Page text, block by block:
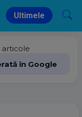
Ultimele
articole
în Google